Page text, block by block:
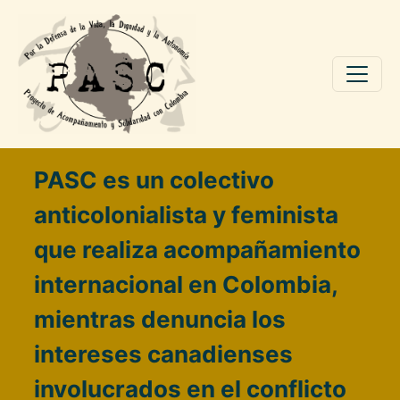
Pasar al contenido principal
PASC es un colectivo
anticolonialista y feminista
que realiza acompañamiento
internacional en Colombia,
mientras denuncia los
intereses canadienses
involucrados en el conflicto